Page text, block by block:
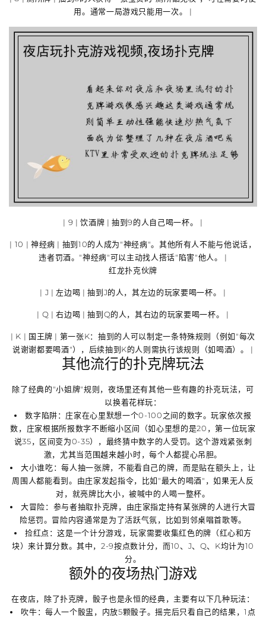
用。通常一局游戏只能用一次。 |
| 9 |饮酒牌 | 抽到9的人 自己喝一杯。 |
| 10 | 神经病 | 抽到10的人成为"神经病"。其他所有人不能与他说话，
违者罚酒。"神经病"可以主动找人搭话"陷害"他人。 |
红龙扑克伙牌
| J |左边喝 | 抽到J的人，其左边的玩家要喝一杯。 |
| Q |右边喝 | 抽到Q的人，其右边的玩家要喝一杯。 |
| K | 国王牌 | 第一张K：抽到的人可以制定一条特殊规则
（例如"每次
说谢谢都要喝酒"），后续抽到K的人则需执行该规则（如喝酒）。 |
其他流行的扑克牌玩法
除了经典的"小姐牌"规则，夜场里还有其他一些有趣的扑克玩法，可
以换着花样玩：
数字陷阱：庄家在心里默想一个0-100之间的数字。玩家依次报
数，庄家根据所报数字不断缩小区间（如心里想的是20，第一位玩家
说35，区间变为0-35），最终猜中数字的人受罚。这个游戏紧张刺
激，尤其当范围越来越小时，每个人都提心吊胆。
大小谁吃：每人抽一张牌， 不能看自己的牌，而是贴在额头上，让
周围人都能看到。由庄家发起指令，比如"最大的喝酒"，如果无人反
对，就亮牌比大小，被喊中的人喝一整杯。
大冒险：参与者抽取扑克牌，由庄家指定持有某张牌的人进行大冒
险惩罚。冒险内容通常是为了活跃气氛，比如到邻桌唱首歌等。
捡红点 ：这是一个计分游戏，玩家需要收集红色的牌（红心和方
块）来计算分数。其中，2-9按点数计分，而10、J、Q、K均计为10
分。
额外的夜场热门游戏
在夜店，除了扑克牌，骰子也是永恒的经典，主要有以下几种玩法：
吹牛：每人一个骰盅，内放5颗骰子。摇完后只看自己的结果，1点